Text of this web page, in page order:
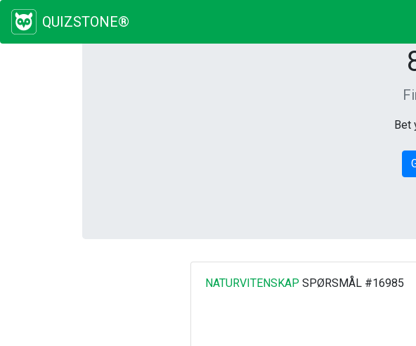
QUIZSTONE®
Bet
NATURVITENSKAP SPØRSMÅL #16985